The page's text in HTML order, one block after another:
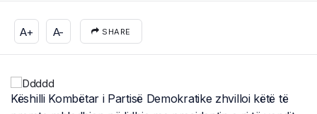
A+ A- SHARE
Këshilli Kombëtar i Partisë Demokratike zhvilloi këtë të